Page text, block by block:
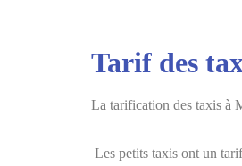
Tarif des
La tarification des taxis à
Les petits taxis ont un